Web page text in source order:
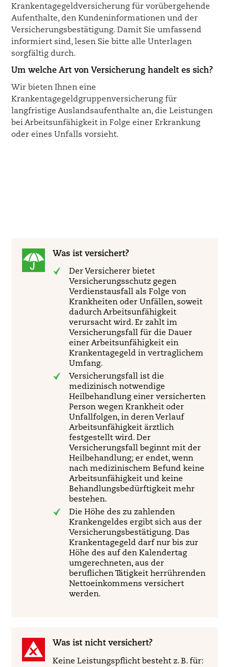
Krankentagegeldversicherung für vorübergehende
Aufenthalte, den Kundeninformationen und der
Versicherungsbestätigung. Damit Sie umfassend
informiert sind, lesen Sie bitte alle Unterlagen
sorgfältig durch.
Um welche Art von Versicherung handelt es sich?
Wir bieten Ihnen eine
Krankentagegeldgruppenversicherung für
langfristige Auslandsaufenthalte an, die Leistungen
bei Arbeitsunfähigkeit in Folge einer Erkrankung
oder eines Unfalls vorsieht.
Was ist versichert?
Der Versicherer bietet
Versicherungsschutz gegen
Verdienstausfall als Folge von
Krankheiten oder Unfällen, soweit
dadurch Arbeitsunfähigkeit
verursacht wird. Er zahlt im
Versicherungsfall für die Dauer
einer Arbeitsunfähigkeit ein
Krankentagegeld in vertraglichem
Umfang.
Versicherungsfall ist die
medizinisch notwendige
Heilbehandlung einer versicherten
Person wegen Krankheit oder
Unfallfolgen, in deren Verlauf
Arbeitsunfähigkeit ärztlich
festgestellt wird. Der
Versicherungsfall beginnt mit der
Heilbehandlung; er endet, wenn
nach medizinischem Befund keine
Arbeitsunfähigkeit und keine
Behandlungsbedürftigkeit mehr
bestehen.
Die Höhe des zu zahlenden
Krankengeldes ergibt sich aus der
Versicherungsbestätigung. Das
Krankentagegeld darf nur bis zur
Höhe des auf den Kalendertag
umgerechneten, aus der
beruflichen Tätigkeit herrührenden
Nettoeinkommens versichert
werden.
Was ist nicht versichert?
Keine Leistungspflicht besteht z. B. für: